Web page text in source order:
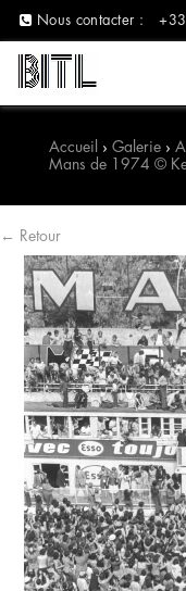
Nous contacter :
Accueil › Galerie›
Mans de 1974 ©
← Retour